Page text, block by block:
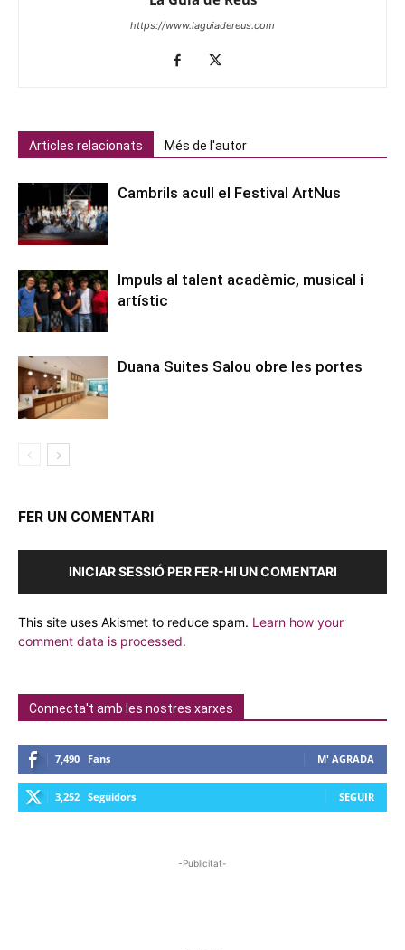
https://www.laguiadereus.com
Articles relacionats Més de l'autor
Cambrils acull el Festival ArtNus
Impuls al talent acadèmic, musical i
artístic
Duana Suites Salou obre les portes
FER UN COMENTARI
INICIAR SESSIÓ PER FER-HI UN COMENTARI
This site uses Akismet to reduce spam. Learn how your
comment data is processed.
Connecta't amb les nostres xarxes
7,490 Fans M' AGRADA
3,252 Seguidors SEGUIR
-Publicitat-